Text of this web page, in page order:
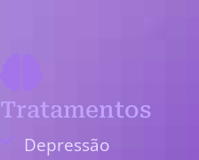
Tratamentos
Depressão